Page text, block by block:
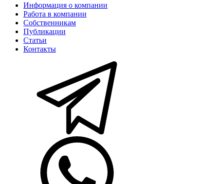
Информация о компании
Работа в компании
Собственникам
Публикации
Статьи
Контакты